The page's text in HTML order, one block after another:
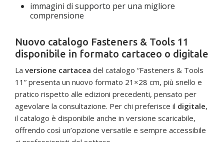
immagini di supporto per una migliore
comprensione
Nuovo catalogo Fasteners & Tools 11
disponibile in formato cartaceo o digitale
La versione cartacea del catalogo “Fasteners & Tools
11” presenta un nuovo formato 21×28 cm, più snello e
pratico rispetto alle edizioni precedenti, pensato per
agevolare la consultazione. Per chi preferisce il digitale,
il catalogo è disponibile anche in versione scaricabile,
offrendo così un’opzione versatile e sempre accessibile